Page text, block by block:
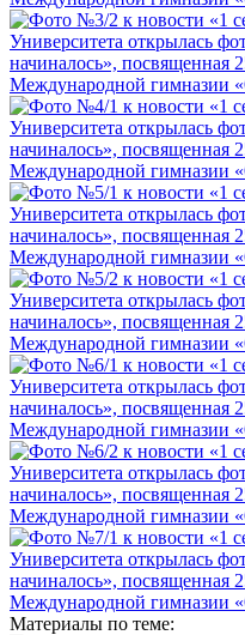
Материалы по теме: